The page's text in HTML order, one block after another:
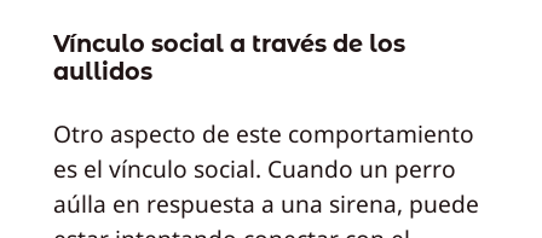
Vínculo social a través de los
aullidos
Otro aspecto de este comportamiento
es el vínculo social. Cuando un perro
aúlla en respuesta a una sirena, puede